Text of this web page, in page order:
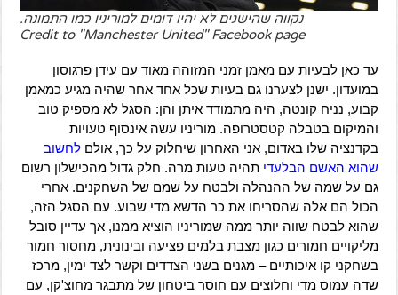
נקווה שהישגים לא יהיו דומים למוריניו כמו התמונה.
Credit to "Manchester United" Facebook page
עד כאן לבעיות עם מאמן זמני המזוהה מאוד עם עידן פרגוסון
במועדון. ישנן לצערנו גם בעיות שכל אחד אחר שהיה מגיע כמאמן
קבוע, נניח קונטה, היה מתמודד איתן והן: הסגל לא מספיק טוב
והמיקום בטבלה קטסטרופה. מוריניו עשה אינסוף טעויות
בקדנציה שלו באדום, אני האחרון שיחלוק על כך, אולםלחשוב
שהוא האשם הבלעדי תהיה טעות מרה. חלק גדול מהכישלון רשום
גם על שמה של ההנהלה ולבטח על שמם של השחקנים. אחרי
הכול הם אלה שהסריחו את כר הדשא מדי שבוע. עם הסגל הזה,
שהוא לבטח שווה יותר ממה שמוריניו הוציא ממנו, אך עדיין סובל
מליקויים חמורים כגון מצבת בלמים פציעה ובינונית, מחסור חמור
בשחקני קו איכותיים – מגנים בשני הצדדים וקשר לצד ימין, מרכז
שדה עמוס מדי וחלוצים עם חוסר ביטחון של מתבגר מחוצ'קן, עם